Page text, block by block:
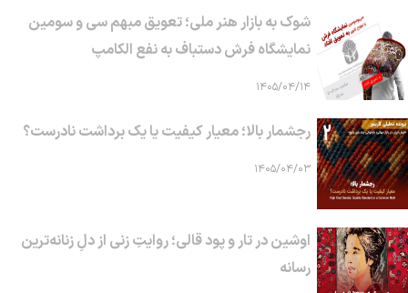
شوک به بازار هنر ملی؛ تعویق مبهم سی و سومین
نمایشگاه فرش دستباف به نفع الکامپ
۱۴۰۵/۰۴/۱۴
رجشمار بالا؛ معیار کیفیت یا یک برداشت نادرست؟
۱۴۰۵/۰۴/۰۳
اوشین در تار و پود قالی؛ روایتِ زنی از دلِ زنانه‌ترین
رسانه